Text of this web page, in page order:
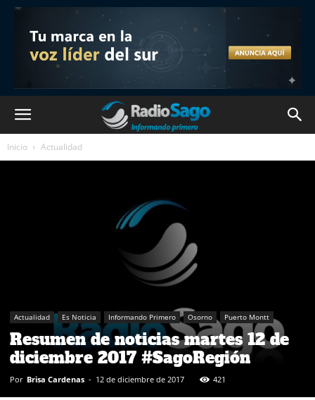
Inicio Actualidad
Actualidad Es Noticia Informando Primero Osorno Puerto Montt
Resumen de noticias martes 12 de
diciembre 2017 #SagoRegión
Por Brisa Cardenas - 12 de diciembre de 2017 421